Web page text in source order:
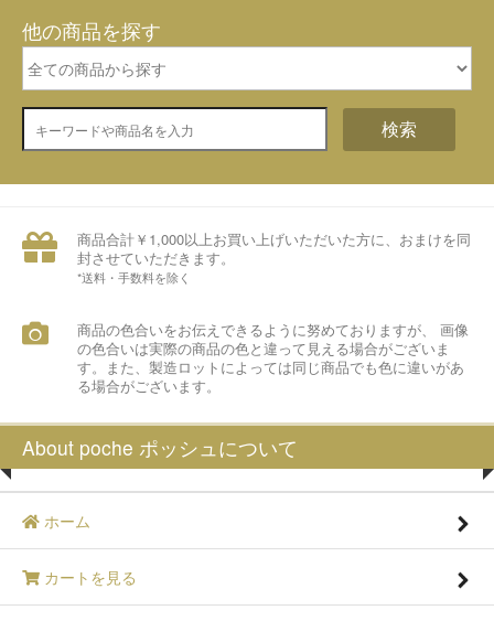
他の商品を探す
検索
商品合計￥1,000以上お買い上げいただいた方に、おまけを同
封させていただきます。
*送料・手数料を除く
商品の色合いをお伝えできるように努めておりますが、 画像
の色合いは実際の商品の色と違って見える場合がございま
す。また、製造ロットによっては同じ商品でも色に違いがあ
る場合がございます。
About poche ポッシュについて
ホーム
カートを見る